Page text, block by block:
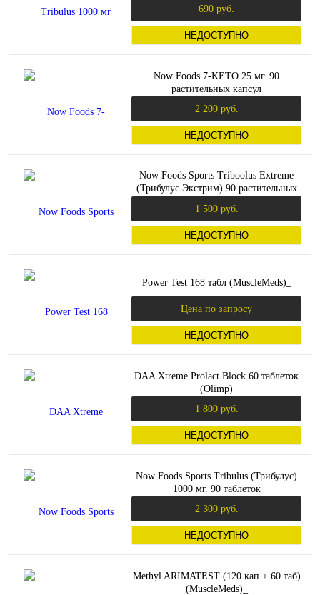
690 руб.
НЕДОСТУПНО
Now Foods 7-KETO 25 мг. 90
растительных капсул
2 200 руб.
НЕДОСТУПНО
Now Foods Sports Triboolus Extreme
(Трибулус Экстрим) 90 растительных
1 500 руб.
НЕДОСТУПНО
Power Test 168 табл (MuscleMeds)_
Цена по запросу
НЕДОСТУПНО
DAA Xtreme Prolact Block 60 таблеток
(Olimp)
1 800 руб.
НЕДОСТУПНО
Now Foods Sports Tribulus (Трибулус)
1000 мг. 90 таблеток
2 300 руб.
НЕДОСТУПНО
Methyl ARIMATEST (120 кап + 60 таб)
(MuscleMeds)_